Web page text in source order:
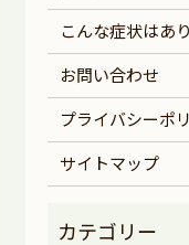
こんな症状はあ
お問い合わせ
プライバシーポ
サイトマップ